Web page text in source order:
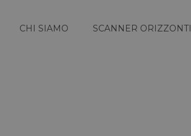
CHI SIAMO SCANNER ORIZZONTI